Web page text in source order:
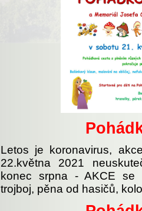
Letos je koronavirus,
22.května 2021
konec srpna - AKCE se
trojboj, pěna od hasičů,